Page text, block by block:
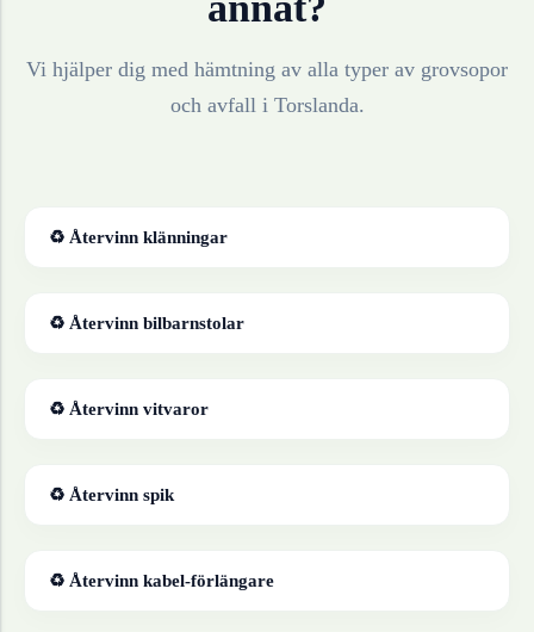
Vi hjälper dig med hämtning av alla typer av grovsopor
och avfall i Torslanda.
♻ Återvinn klänningar
♻ Återvinn bilbarnstolar
♻ Återvinn vitvaror
♻ Återvinn spik
♻ Återvinn kabel-förlängare